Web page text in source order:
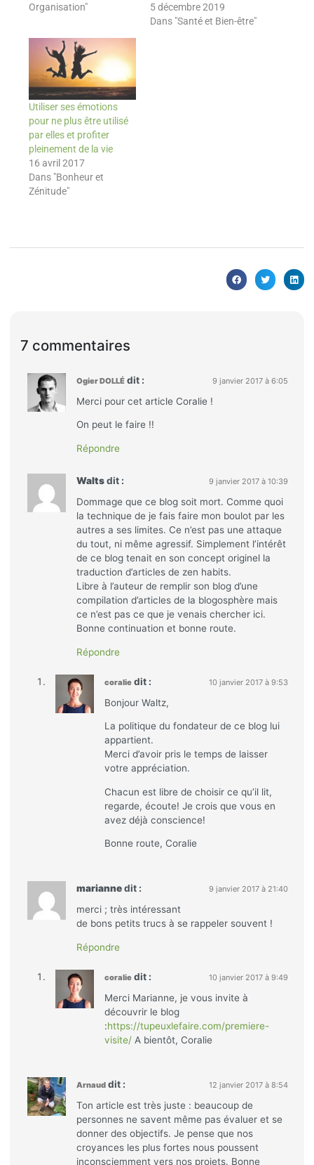
Organisation"
5 décembre 2019
Dans "Santé et Bien-être"
Utiliser ses émotions
pour ne plus être utilisé
par elles et profiter
pleinement de la vie
16 avril 2017
Dans "Bonheur et
Zénitude"
7 commentaires
Ogier DOLLÉ dit : 9 janvier 2017 à 6:05
Merci pour cet article Coralie !
On peut le faire !!
Répondre
Walts dit : 9 janvier 2017 à 10:39
Dommage que ce blog soit mort. Comme quoi
la technique de je fais faire mon boulot par les
autres a ses limites. Ce n’est pas une attaque
du tout, ni même agressif. Simplement l’intérêt
de ce blog tenait en son concept originel la
traduction d’articles de zen habits.
Libre à l’auteur de remplir son blog d’une
compilation d’articles de la blogosphère mais
ce n’est pas ce que je venais chercher ici.
Bonne continuation et bonne route.
Répondre
coralie dit : 10 janvier 2017 à 9:53
Bonjour Waltz,
La politique du fondateur de ce blog lui
appartient.
Merci d’avoir pris le temps de laisser
votre appréciation.
Chacun est libre de choisir ce qu’il lit,
regarde, écoute! Je crois que vous en
avez déjà conscience!
Bonne route, Coralie
marianne dit : 9 janvier 2017 à 21:40
merci ; très intéressant
de bons petits trucs à se rappeler souvent !
Répondre
coralie dit : 10 janvier 2017 à 9:49
Merci Marianne, je vous invite à
découvrir le blog
:https://tupeuxlefaire.com/premiere-
visite/A bientôt, Coralie
Arnaud dit : 12 janvier 2017 à 8:54
Ton article est très juste : beaucoup de
personnes ne savent même pas évaluer et se
donner des objectifs. Je pense que nos
croyances les plus fortes nous poussent
inconsciemment vers nos projets. Bonne